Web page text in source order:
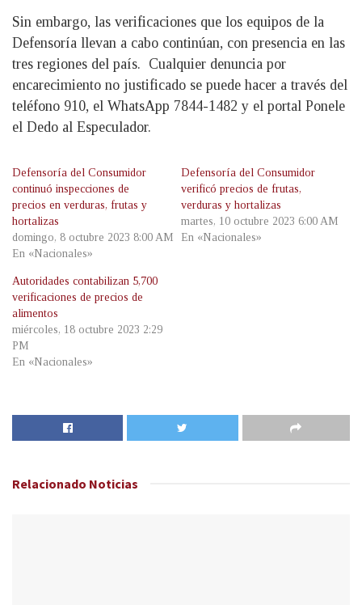
Sin embargo, las verificaciones que los equipos de la
Defensoría llevan a cabo continúan, con presencia en las
tres regiones del país. Cualquier denuncia por
encarecimiento no justificado se puede hacer a través del
teléfono 910, el WhatsApp 7844-1482 y el portal Ponele
el Dedo al Especulador.
Defensoría del Consumidor
continuó inspecciones de
precios en verduras, frutas y
hortalizas
domingo, 8 octubre 2023 8:00 AM
En «Nacionales»
Defensoría del Consumidor
verificó precios de frutas,
verduras y hortalizas
martes, 10 octubre 2023 6:00 AM
En «Nacionales»
Autoridades contabilizan 5,700
verificaciones de precios de
alimentos
miércoles, 18 octubre 2023 2:29
PM
En «Nacionales»
Relacionado Noticias